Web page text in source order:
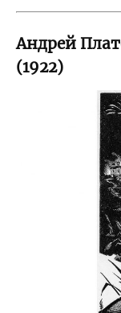
Андрей
(1922)